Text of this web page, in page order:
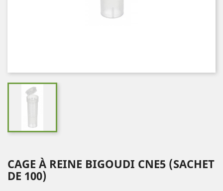
CAGE À REINE BIGOUDI CNE5 (SACHET
DE 100)